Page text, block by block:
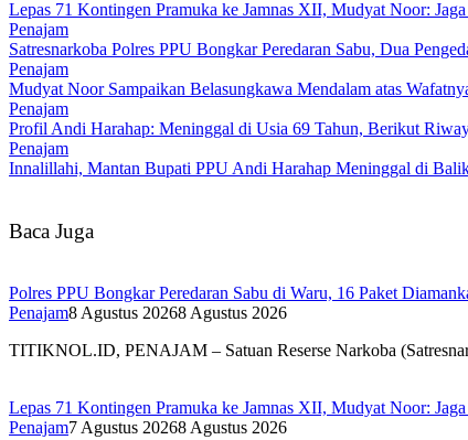
Lepas 71 Kontingen Pramuka ke Jamnas XII, Mudyat Noor:
Penajam
Satresnarkoba Polres PPU Bongkar Peredaran Sabu, Dua
Penajam
Mudyat Noor Sampaikan Belasungkawa Mendalam atas
Penajam
Profil Andi Harahap: Meninggal di Usia 69 Tahun, Berikut
Penajam
Innalillahi, Mantan Bupati PPU Andi Harahap Meninggal di
Baca Juga
Polres PPU Bongkar Peredaran Sabu di Waru, 16 Paket
Penajam8 Agustus 20268 Agustus 2026
TITIKNOL.ID, PENAJAM – Satuan Reserse Narkoba
Lepas 71 Kontingen Pramuka ke Jamnas XII, Mudyat Noor:
Penajam7 Agustus 20268 Agustus 2026